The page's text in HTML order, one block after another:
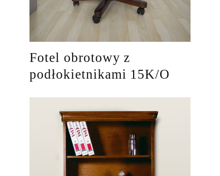
Fotel obrotowy z
podłokietnikami 15K/O